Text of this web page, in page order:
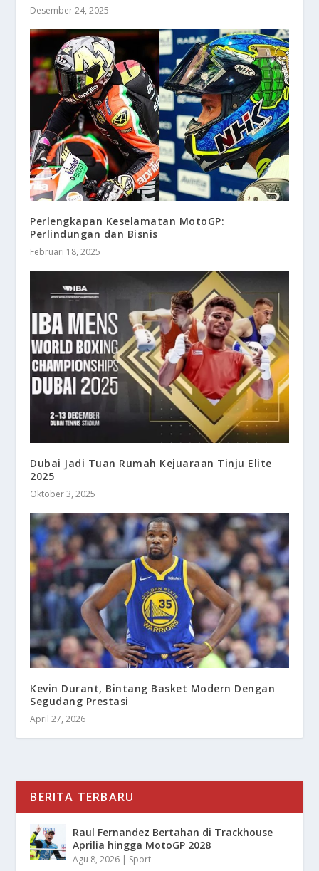
Desember 24, 2025
Perlengkapan Keselamatan MotoGP:
Perlindungan dan Bisnis
Februari 18, 2025
Dubai Jadi Tuan Rumah Kejuaraan Tinju Elite
2025
Oktober 3, 2025
Kevin Durant, Bintang Basket Modern Dengan
Segudang Prestasi
April 27, 2026
BERITA TERBARU
Raul Fernandez Bertahan di Trackhouse
Aprilia hingga MotoGP 2028
Agu 8, 2026 | Sport